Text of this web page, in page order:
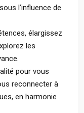
l’influence de
élargissez
les
pour vous
reconnecter à
en harmonie